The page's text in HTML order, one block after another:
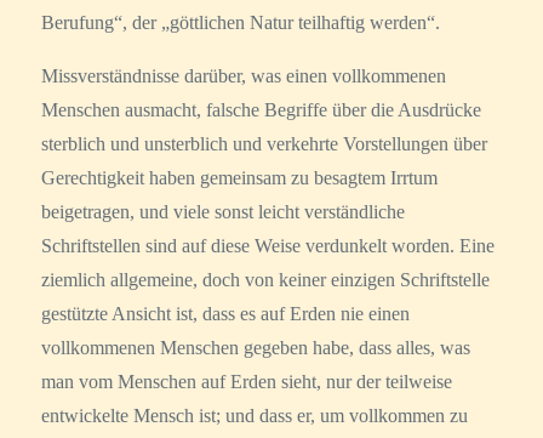
Berufung“, der „göttlichen Natur teilhaftig werden“.
Missverständnisse darüber, was einen vollkommenen
Menschen ausmacht, falsche Begriffe über die Ausdrücke
sterblich und unsterblich und verkehrte Vorstellungen über
Gerechtigkeit haben gemeinsam zu besagtem Irrtum
beigetragen, und viele sonst leicht verständliche
Schriftstellen sind auf diese Weise verdunkelt worden. Eine
ziemlich allgemeine, doch von keiner einzigen Schriftstelle
gestützte Ansicht ist, dass es auf Erden nie einen
vollkommenen Menschen gegeben habe, dass alles, was
man vom Menschen auf Erden sieht, nur der teilweise
entwickelte Mensch ist; und dass er, um vollkommen zu